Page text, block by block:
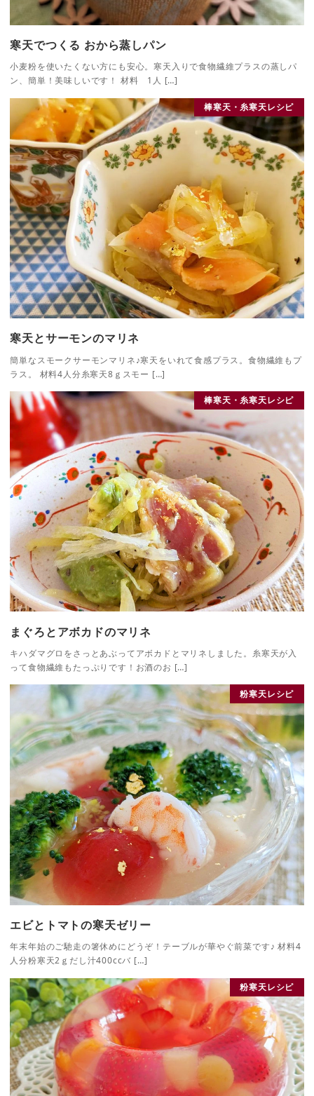
寒天でつくる おから蒸しパン
小麦粉を使いたくない方にも安心。寒天入りで食物繊維プラスの蒸しパ
ン、簡単！美味しいです！ 材料 1人 […]
棒寒天・糸寒天レシピ
寒天とサーモンのマリネ
簡単なスモークサーモンマリネ♪寒天をいれて食感プラス。食物繊維もプ
ラス。 材料4人分糸寒天8ｇスモー […]
棒寒天・糸寒天レシピ
まぐろとアボカドのマリネ
キハダマグロをさっとあぶってアボカドとマリネしました。糸寒天が入
って食物繊維もたっぷりです！お酒のお […]
粉寒天レシピ
エビとトマトの寒天ゼリー
年末年始のご馳走の箸休めにどうぞ！テーブルが華やぐ前菜です♪ 材料4
人分粉寒天2ｇだし汁400ccバ […]
粉寒天レシピ